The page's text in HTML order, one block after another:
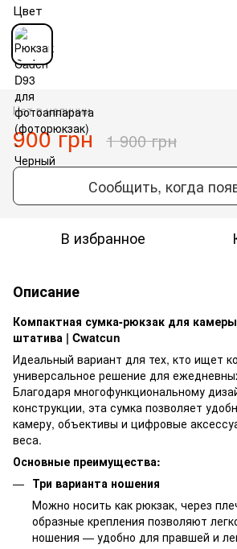
Цвет
Нет в наличии
900 грн 1 900 грн
Сообщить, когда
В избранное
Описание
Компактная сумка-рюкзак для
штатива | Cwatcun
Идеальный вариант для тех, кто ищет
универсальное решение для
Благодаря многофункциональному
конструкции, эта сумка позволяет
камеру, объективы и цифровые
веса.
Основные преимущества:
Три варианта ношения
Можно носить как рюкзак, через
образные крепления позволяют
ношения — удобно для правшей и